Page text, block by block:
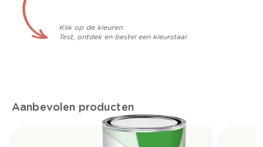
Klik op de kleuren:
Test, ontdek en bestel een kleurstaal
Aanbevolen producten